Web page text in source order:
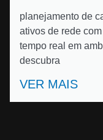
planejamento de
ativos de rede
tempo real em
descubra
VER MAIS